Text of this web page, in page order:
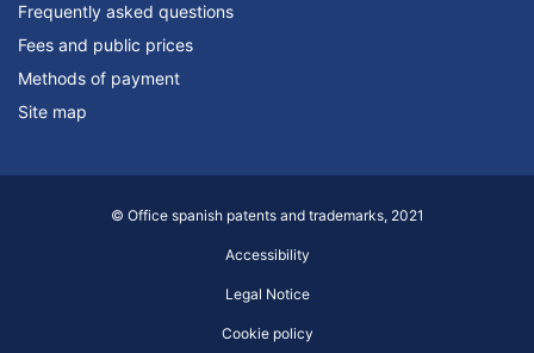
Frequently asked questions
Fees and public prices
Methods of payment
Site map
© Office spanish patents and trademarks, 2021
Accessibility
Legal Notice
Cookie policy